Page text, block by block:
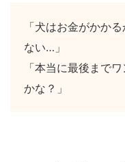
「犬はお金がかか
ない…」
「本当に最後まで
かな？」